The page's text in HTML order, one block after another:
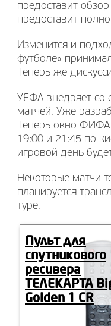
предоставит
предоставит
Изменится и
футболе»
Теперь же
УЕФА внедряет со
матчей. Уже
Теперь окно
19:00 и 21:45 по
игровой день
Некоторые матчи
планируется
туре.
Пульт для
спутникового
ресивера
ТЕЛЕКАРТА
Golden 1 CR